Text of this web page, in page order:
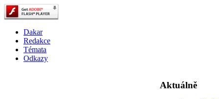
Dakar
Redakce
Témata
Odkazy
Aktuálně